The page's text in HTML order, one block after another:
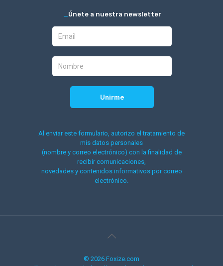
_Únete a nuestra newsletter
Al enviar este formulario, autorizo el tratamiento de
mis datos personales
(nombre y correo electrónico) con la finalidad de
recibir comunicaciones,
novedades y contenidos informativos por correo
electrónico.
© 2026 Foxize.com